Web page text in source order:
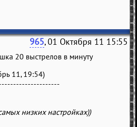
965, 01 Октября 11 15:55
20 выстрелов в минуту
11, 19:54)
низких настройках))